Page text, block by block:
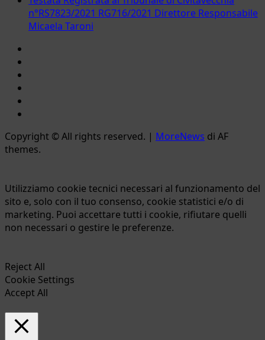
n°RS7823/2021 RG716/2021 Direttore Responsabile
Micaela Taroni
Naturale
Bracciano-
Copyright © All rights reserved. | MoreNews di AF
themes.
Utilizziamo cookie tecnici necessari al funzionamento del
sito e, solo con il tuo consenso, cookie statistici e/o di
marketing. Puoi accettare tutti i cookie, rifiutare quelli
non necessari o gestire le preferenze.
Reject All
Cookie Settings
Accept All